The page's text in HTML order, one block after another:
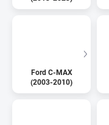
Ford C-MAX
(2003-2010)